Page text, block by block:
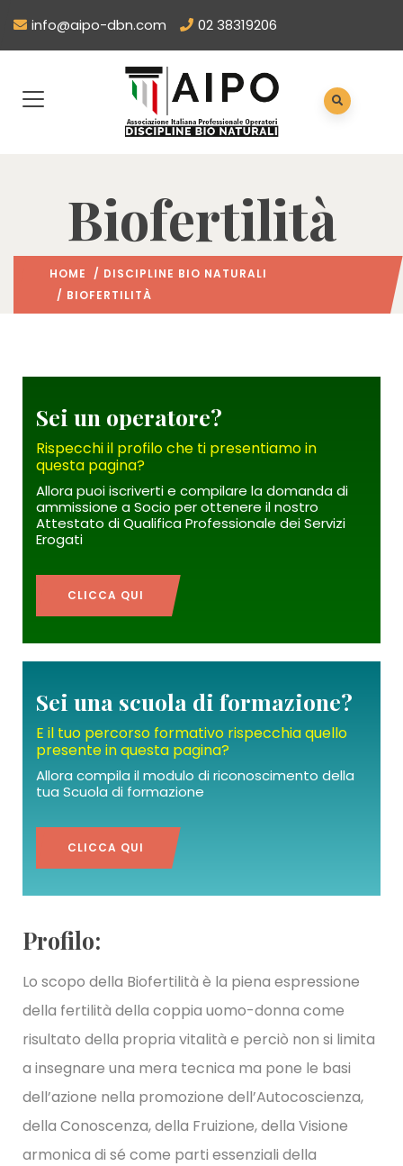
info@aipo-dbn.com 02 38319206
Biofertilità
HOME / DISCIPLINE BIO NATURALI
/ BIOFERTILITÀ
Sei un operatore?
Rispecchi il profilo che ti presentiamo in
questa pagina?
Allora puoi iscriverti e compilare la domanda di
ammissione a Socio per ottenere il nostro
Attestato di Qualifica Professionale dei Servizi
Erogati
CLICCA QUI
Sei una scuola di formazione?
E il tuo percorso formativo rispecchia quello
presente in questa pagina?
Allora compila il modulo di riconoscimento della
tua Scuola di formazione
CLICCA QUI
Profilo:
Lo scopo della Biofertilità è la piena espressione
della fertilità della coppia uomo-donna come
risultato della propria vitalità e perciò non si limita
a insegnare una mera tecnica ma pone le basi
dell’azione nella promozione dell’Autocoscienza,
della Conoscenza, della Fruizione, della Visione
armonica di sé come parti essenziali della